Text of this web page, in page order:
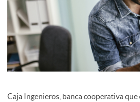
Caja Ingenieros, banca cooperativa que